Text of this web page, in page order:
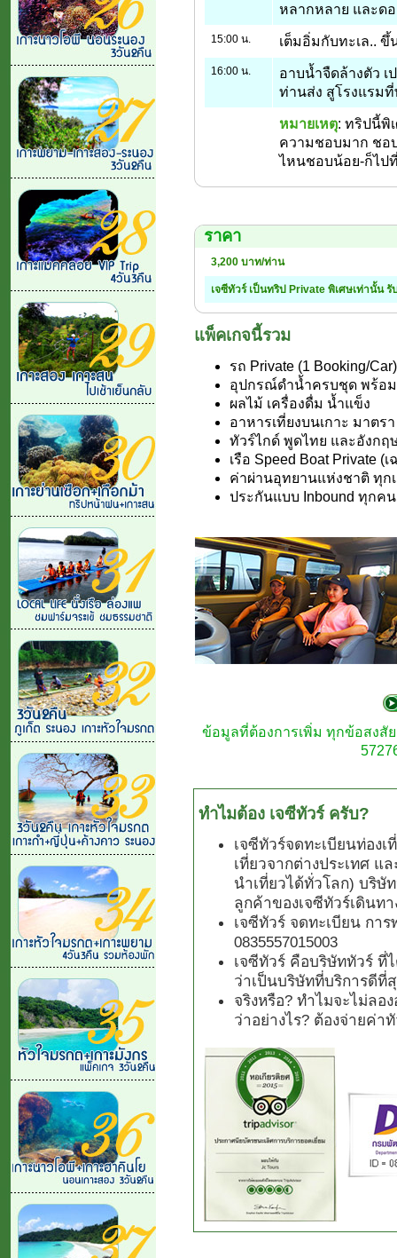
หลากหลาย และด
15:00 น. เต็มอิ่มกับทะเล..
16:00 น.
อาบน้ำจืดล้างตัว เ
ท่านส่ง สูโรงแรม
หมายเหตุ: ทริปนี้พิ
ความชอบมาก ชอ
ไหนชอบน้อย-ก็ไป
ราคา
3,200 บาท/ท่าน
เจซีทัวร์ เป็นทริป Private พิเศษเท่านั้น
แพ็คเกจนี้รวม
รถ Private (1 Booking/
อุปกรณ์ดำน้ำครบชุด พร้อ
ผลไม้ เครื่องดื่ม น้ำแข็ง
อาหารเที่ยงบนเกาะ มาตรา
ทัวร์ไกด์ พูดไทย และอังกฤ
เรือ Speed Boat Private
ค่าผ่านอุทยานแห่งชาติ ทุก
ประกันแบบ Inbound ทุกคน
ข้อมูลที่ต้องการเพิ่ม ทุกข้อสงสั
ทำไมต้อง เจซีทัวร์ ครับ?
เจซีทัวร์จดทะเบียนท่องเ
เที่ยวจากต่างประเทศ แ
นำเที่ยวได้ทั่วโลก) บริษั
ลูกค้าของเจซีทัวร์เดินทา
เจซีทัวร์ จดทะเบียน กา
0835557015003
เจซีทัวร์ คือบริษัททัวร์ ที่
ว่าเป็นบริษัทที่บริการดีที่
จริงหรือ? ทำไมจะไม่ลอ
ว่าอย่างไร? ต้องจ่ายค่